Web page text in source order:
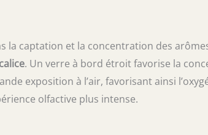
la captation et la concentration des
. Un verre à bord étroit favorise la
exposition à l’air, favorisant ainsi
olfactive plus intense.